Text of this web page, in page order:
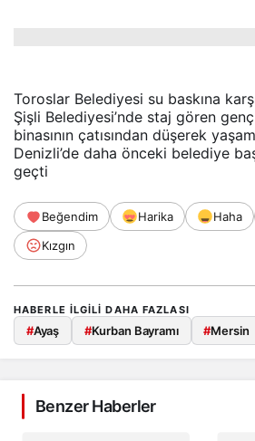
Toroslar Belediyesi su baskına
Şişli Belediyesi’nde staj gören
binasının çatısından düşerek
Denizli’de daha önceki belediye
geçti
Beğendim Harika Haha
Kızgın
HABERLE ILGILI DAHA FAZLASI
#Ayaş #Kurban Bayramı #Mersin
Benzer Haberler